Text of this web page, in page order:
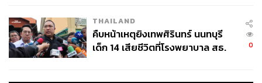
THAILAND
คืบหน้าเหตุยิงเทพศิรินทร์ นนทบุรี
เด็ก 14 เสียชีวิตที่โรงพยาบาล สธ.
0